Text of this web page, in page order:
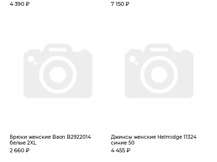
4 390 ₽ 7 150 ₽
Брюки женские Baon B2922014
белые 2XL
2 660 ₽
Джинсы женские Helmidge 11324
синие 50
4 455 ₽